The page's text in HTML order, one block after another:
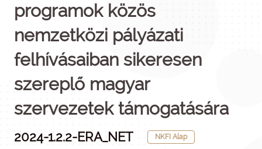
programok közös
nemzetközi pályázati
felhívásaiban sikeresen
szereplő magyar
szervezetek támogatására
2024-1.2.2-ERA_NET NKFI Alap